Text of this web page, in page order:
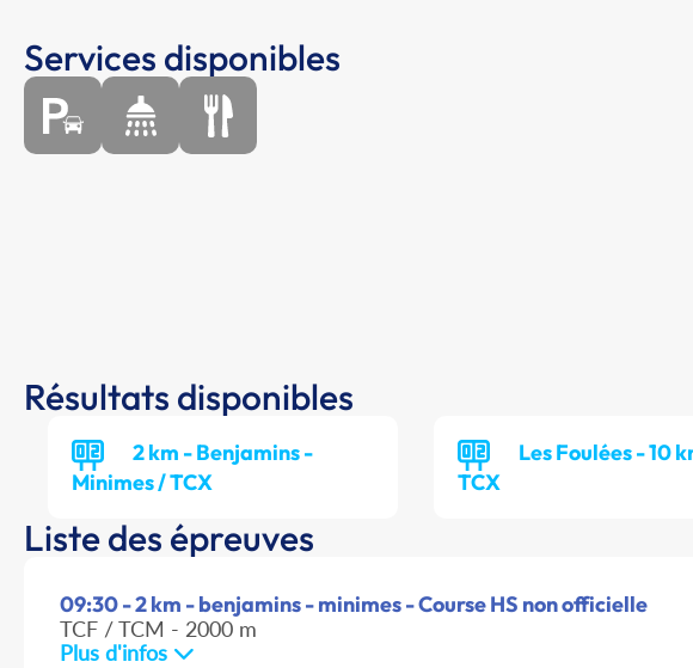
Services disponibles
Résultats disponibles
2 km - Benjamins -
Minimes / TCX
Les Foulées - 10
TCX
Liste des épreuves
09:30 - 2 km - benjamins - minimes - Course HS non officielle
TCF / TCM - 2000 m
Plus d'infos